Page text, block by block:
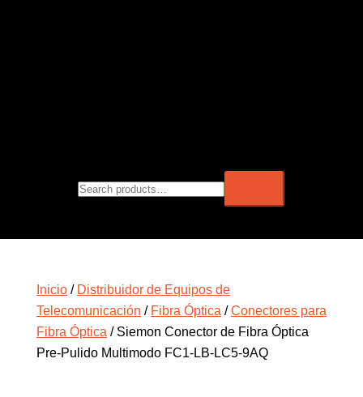
Inicio / Distribuidor de Equipos de
Telecomunicación / Fibra Óptica /Conectores para
Fibra Óptica / Siemon Conector de Fibra Óptica
Pre-Pulido Multimodo FC1-LB-LC5-9AQ